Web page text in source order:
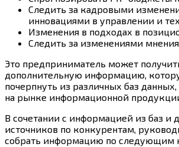
Следить за кадровыми
инновациями в управлении и
Изменения в подходах в
Следить за изменениями
Это предприниматель может
дополнительную информацию,
почерпнуть из различных баз
на рынке информационной
В сочетании с информацией из баз и
источников по конкурентам,
собрать информацию по следующим